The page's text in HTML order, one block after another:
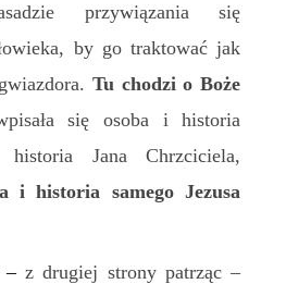
przywiązania się
by go traktować jak
Tu chodzi o Boże
się osoba i historia
Jana Chrzciciela,
i historia samego Jezusa
– z drugiej strony patrząc –